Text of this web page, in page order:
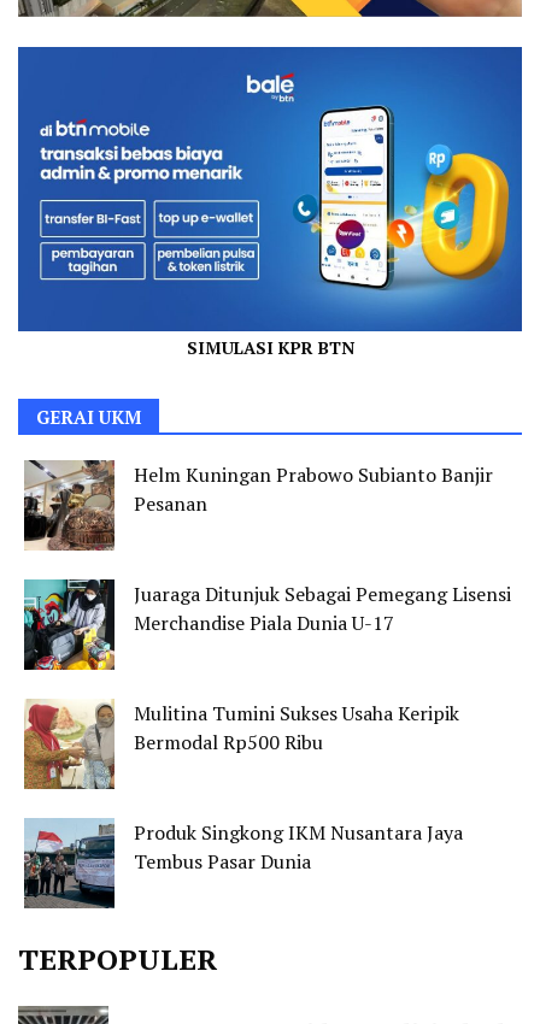
SIMULASI KPR BTN
GERAI UKM
Helm Kuningan Prabowo Subianto Banjir
Pesanan
Juaraga Ditunjuk Sebagai Pemegang Lisensi
Merchandise Piala Dunia U-17
Mulitina Tumini Sukses Usaha Keripik
Bermodal Rp500 Ribu
Produk Singkong IKM Nusantara Jaya
Tembus Pasar Dunia
TERPOPULER